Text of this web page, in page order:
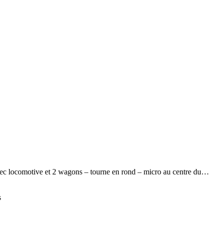
locomotive et 2 wagons – tourne en rond – micro au centre du…